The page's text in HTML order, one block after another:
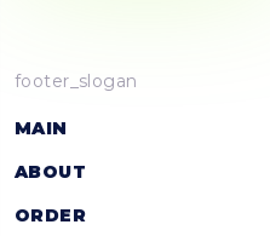
footer_slogan
MAIN
ABOUT
ORDER